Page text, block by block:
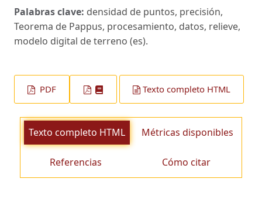
Palabras clave: densidad de puntos, precisión,
Teorema de Pappus, procesamiento, datos, relieve,
modelo digital de terreno (es).
PDF Texto completo HTML
Texto completo HTML Métricas disponibles
Referencias Cómo citar